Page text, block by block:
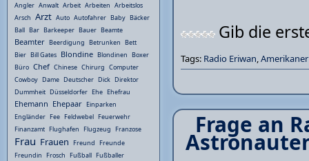
Gib die
Tags: Radio Eriwan,Amerikaner
Frage an
Angler Anwalt Arbeit Arbeiten Arbeitslos
Arsch Arzt Auto Autofahrer Baby Bäcker
Ball Bar Barkeeper Bauer Beamte
Beamter Beerdigung Betrunken Bett
Bier Bill Gates Blondine Blondinen Boxer
Büro Chef Chinese Chirurg Computer
Cowboy Dame Deutscher Dick Direktor
Dummheit Düsseldorfer Ehe Ehefrau
Ehemann Ehepaar Einparken
Engländer Fee Feldwebel Feuerwehr
Finanzamt Flughafen Flugzeug Franzose
Frau Frauen Freund Freunde
Freundin Frosch Fußball Fußballer